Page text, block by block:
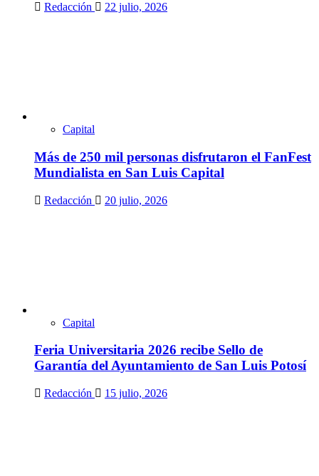
Redacción 22 julio, 2026
Capital
Más de 250 mil personas disfrutaron el FanFest
Mundialista en San Luis Capital
Redacción 20 julio, 2026
Capital
Feria Universitaria 2026 recibe Sello de
Garantía del Ayuntamiento de San Luis Potosí
Redacción 15 julio, 2026